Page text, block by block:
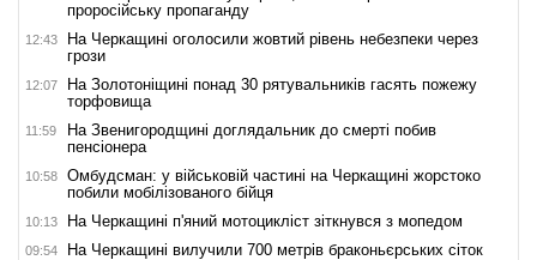
проросійську пропаганду
12:43
На Черкащині оголосили жовтий рівень небезпеки через
грози
12:07
На Золотоніщині понад 30 рятувальників гасять пожежу
торфовища
11:59
На Звенигородщині доглядальник до смерті побив
пенсіонера
10:58
Омбудсман: у військовій частині на Черкащині жорстоко
побили мобілізованого бійця
10:13 На Черкащині п'яний мотоцикліст зіткнувся з мопедом
09:54 На Черкащині вилучили 700 метрів браконьєрських сіток